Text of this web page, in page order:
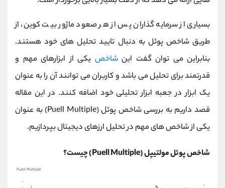
بسیاری از سرمایه گذاران پس از هر صعود ماژور بیت کوین، از
طریق شاخص پوئل به دنبال تایید تحلیل های خود هستند.
بنابراین می توان گفت اینشاخص یکی از ابزارهای مهم و
قدرتمند برای تحلیل می باشد و کاربران می توانند آن را به عنوان
یک ابزار در جعبه ابزار تحلیلی خود اضافه کنند. در این مقاله
قصد داریم به بررسی شاخص پوئل (Puell Multiple) به عنوان
یکی از شاخص های مهم در تحلیل ارزهای دیجیتال بپردازیم.
شاخص پوئل مولتیپل (Puell Multiple) چیست؟